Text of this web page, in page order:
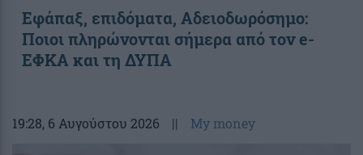
Εφάπαξ, επιδόματα, Αδειοδωρόσημο:
Ποιοι πληρώνονται σήμερα από τον e-
ΕΦΚΑ και τη ΔΥΠΑ
19:28, 6 Αυγούστου 2026 || My money